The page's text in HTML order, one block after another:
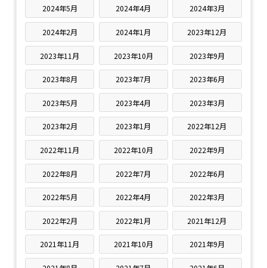
2024年5月 2024年4月 2024年3月
2024年2月 2024年1月 2023年12月
2023年11月 2023年10月 2023年9月
2023年8月 2023年7月 2023年6月
2023年5月 2023年4月 2023年3月
2023年2月 2023年1月 2022年12月
2022年11月 2022年10月 2022年9月
2022年8月 2022年7月 2022年6月
2022年5月 2022年4月 2022年3月
2022年2月 2022年1月 2021年12月
2021年11月 2021年10月 2021年9月